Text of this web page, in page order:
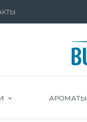
АРОМАТЫ